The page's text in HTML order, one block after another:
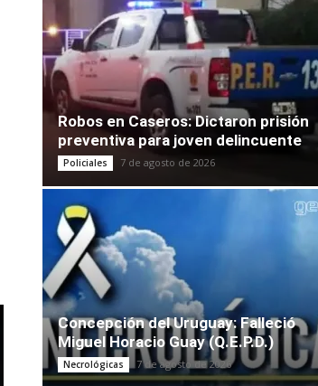
Robos en Caseros: Dictaron prisión
preventiva para joven delincuente
Policiales 7 de agosto de 2026
Concepción del Uruguay: Falleció
Miguel Horacio Guay (Q.E.P.D.)
Necrológicas 7 de agosto de 2026